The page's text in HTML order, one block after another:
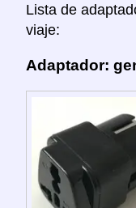
Lista de
viaje:
Adaptador: